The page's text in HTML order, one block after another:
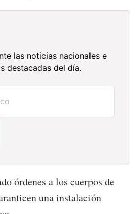
las noticias nacionales e
destacadas del día.
órdenes a los cuerpos de
una instalación